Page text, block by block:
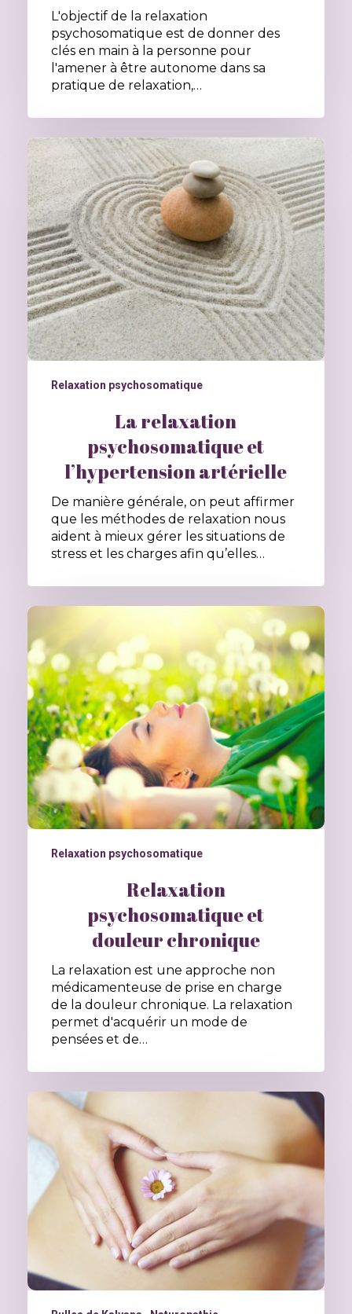
L'objectif de la relaxation
psychosomatique est de donner des
clés en main à la personne pour
l'amener à être autonome dans sa
pratique de relaxation,…
Relaxation psychosomatique
La relaxation
psychosomatique et
l’hypertension artérielle
De manière générale, on peut affirmer
que les méthodes de relaxation nous
aident à mieux gérer les situations de
stress et les charges afin qu’elles…
Relaxation psychosomatique
Relaxation
psychosomatique et
douleur chronique
La relaxation est une approche non
médicamenteuse de prise en charge
de la douleur chronique. La relaxation
permet d'acquérir un mode de
pensées et de…